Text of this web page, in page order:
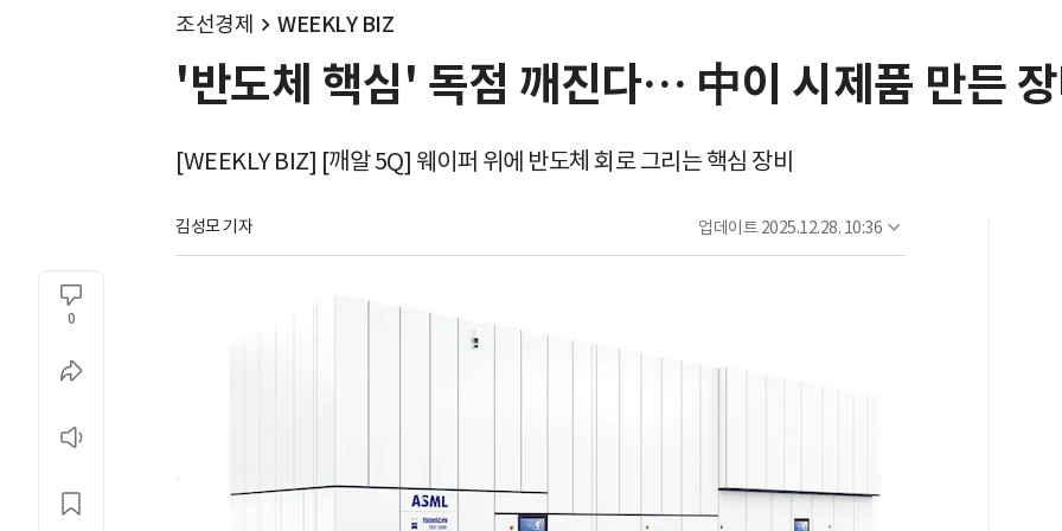
조선경제 WEEKLY BIZ
'반도체 핵심' 독점 깨진다… 中이 시제품 만든
[WEEKLY BIZ] [깨알 5Q] 웨이퍼 위에 반도체 회로 그리는 핵심 장비
김성모 기자 업데이트 2025.12.28. 10:36
0